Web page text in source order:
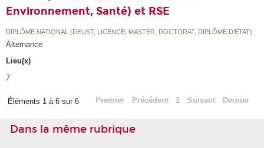
Environnement, Santé) et RSE
DIPLÔME NATIONAL (DEUST, LICENCE, MASTER, DOCTORAT, DIPLÔME D'ETAT)
Alternance
Lieu(x)
7
Éléments 1 à 6 sur 6 Premier Précédent 1 Suivant Dernier
Dans la même rubrique